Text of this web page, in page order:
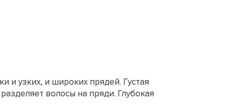
и узких, и широких прядей. Густая
волосы на пряди. Глубокая